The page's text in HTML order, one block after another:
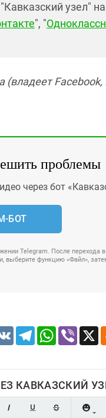
узел"
", "
(владеет
проблемы
через бот
БОТ
Telegram. После перехода
выберите функцию «Файл»,
VK TelegramWhatsApp
Viber X
КАВКАЗСКИЙ